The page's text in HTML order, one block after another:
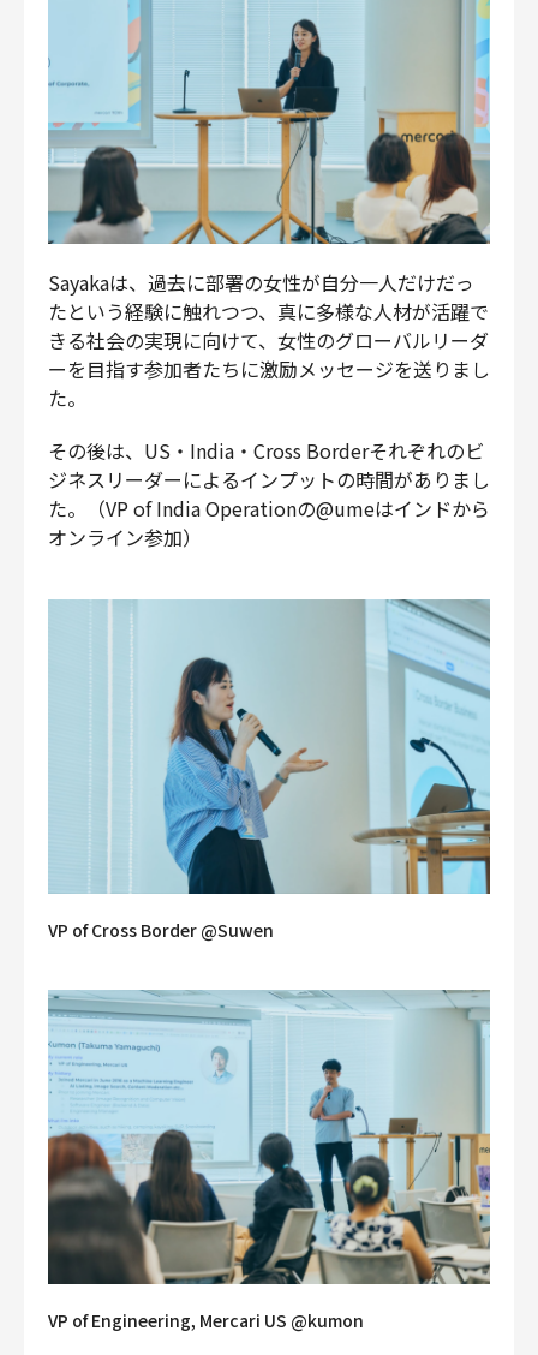
Sayakaは、過去に部署の女性が自分一人だけだっ
たという経験に触れつつ、真に多様な人材が活躍で
きる社会の実現に向けて、女性のグローバルリーダ
ーを目指す参加者たちに激励メッセージを送りまし
た。
その後は、US・India・Cross Borderそれぞれのビ
ジネスリーダーによるインプットの時間がありまし
た。（VP of India Operationの@umeはインドから
オンライン参加）
VP of Cross Border @Suwen
VP of Engineering, Mercari US @kumon